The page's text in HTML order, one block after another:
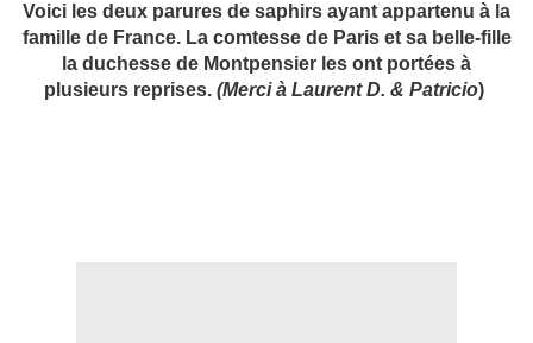
Voici les deux parures de saphirs ayant appartenu à la
famille de France. La comtesse de Paris et sa belle-fille
la duchesse de Montpensier les ont portées à
plusieurs reprises. (Merci à Laurent D. & Patricio)